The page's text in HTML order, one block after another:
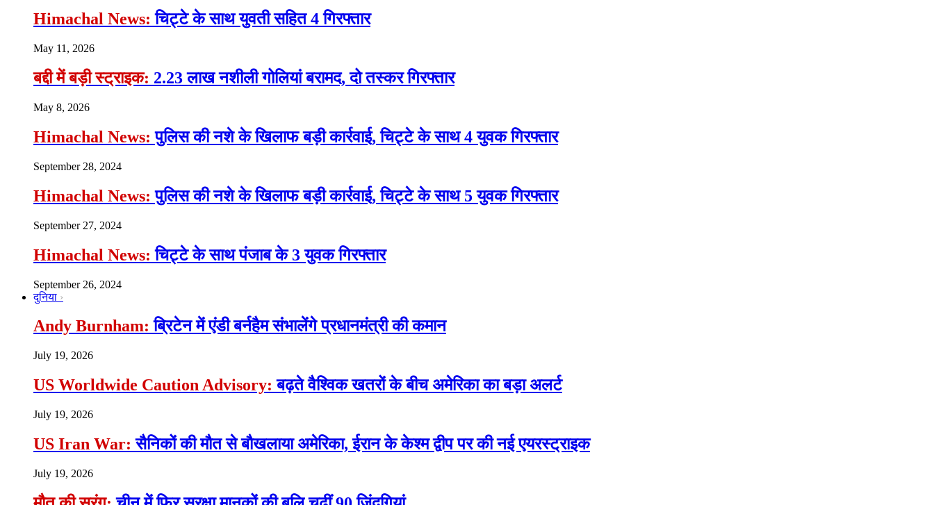
Himachal News: चिट्टे के साथ युवती सहित 4 गिरफ्तार
May 11, 2026
बद्दी में बड़ी स्ट्राइक: 2.23 लाख नशीली गोलियां बरामद, दो तस्कर गिरफ्तार
May 8, 2026
Himachal News: पुलिस की नशे के खिलाफ बड़ी कार्रवाई, चिट्टे के साथ 4 युवक गिरफ्तार
September 28, 2024
Himachal News: पुलिस की नशे के खिलाफ बड़ी कार्रवाई, चिट्टे के साथ 5 युवक गिरफ्तार
September 27, 2024
Himachal News: चिट्टे के साथ पंजाब के 3 युवक गिरफ्तार
September 26, 2024
दुनिया
Andy Burnham: ब्रिटेन में एंडी बर्नहैम संभालेंगे प्रधानमंत्री की कमान
July 19, 2026
US Worldwide Caution Advisory: बढ़ते वैश्विक खतरों के बीच अमेरिका का बड़ा अलर्ट
July 19, 2026
US Iran War: सैनिकों की मौत से बौखलाया अमेरिका, ईरान के केश्म द्वीप पर की नई एयरस्ट्राइक
July 19, 2026